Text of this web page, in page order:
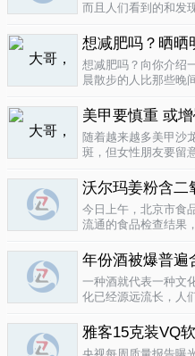
而且人们看到的和发
中国家向发达国家进
要为这种发展付出一
想减肥吗？晒晒
想减肥吗？向你介绍
晨散步的人比那些晚
国研究人员让54名男
器，记录他们在一个
美甲要慎重 或
随着越来越多美甲沙
斑，但女性朋友要留
美甲很受欢迎是因为
甲过程中用以硬化凝
沃尔玛姜粉含二
今日上午，北京市食
流通的食品检查结果
款小食品甜蜜素超标
物，据市食药监局食
年份酒被爆普遍
一种酒就代表一种文
化已经源远流长，人
有害又不能完全戒掉
的饮品那么简单，就
雅客15克装VQ